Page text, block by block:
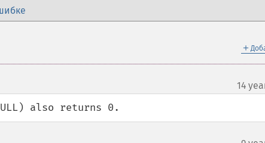
＋
14
also returns 0.